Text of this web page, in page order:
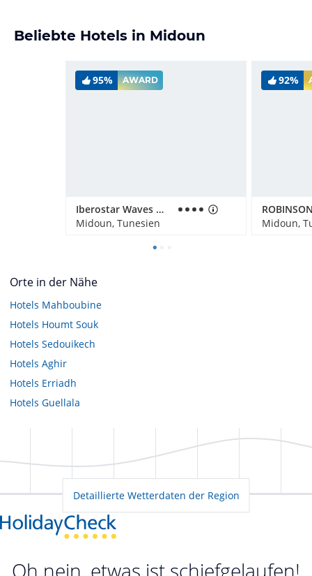
Beliebte Hotels in Midoun
95% AWARD
Iberostar Waves Mehari Djerba
Midoun, Tunesien
92%
Midoun,
Orte in der Nähe
Hotels Mahboubine
Hotels Houmt Souk
Hotels Sedouikech
Hotels Aghir
Hotels Erriadh
Hotels Guellala
Detaillierte Wetterdaten der Region
Oh nein, etwas ist schiefgelaufen!